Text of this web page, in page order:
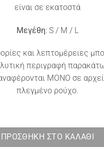
είναι σε εκατοστά
Μεγέθη: S / M / L
και λεπτομέρειες
περιγραφή
ΜΟΝΟ σε
πλεγμένο ρούχο.
ΠΡΟΣΘΉΚΗ ΣΤΟ ΚΑΛΆΘΙ